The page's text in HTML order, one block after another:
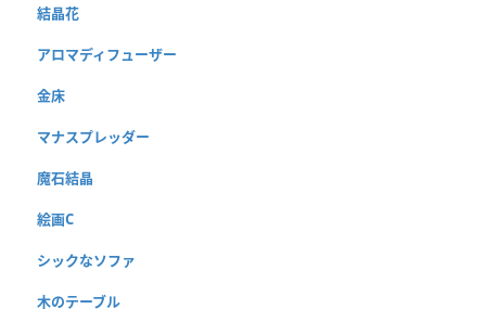
結晶花
アロマディフューザー
金床
マナスプレッダー
魔石結晶
絵画C
シックなソファ
木のテーブル